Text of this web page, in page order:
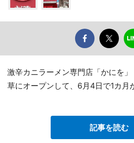
激辛カニラーメン専門店「かにを
草にオープンして、6月4日で1カ月
記事を読む